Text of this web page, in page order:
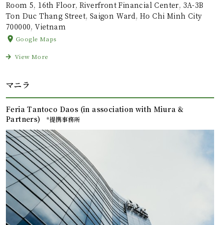
Room 5, 16th Floor, Riverfront Financial Center, 3A-3B
Ton Duc Thang Street, Saigon Ward, Ho Chi Minh City
700000, Vietnam
Google Maps
View More
マニラ
Feria Tantoco Daos (in association with Miura &
Partners)
*提携事務所